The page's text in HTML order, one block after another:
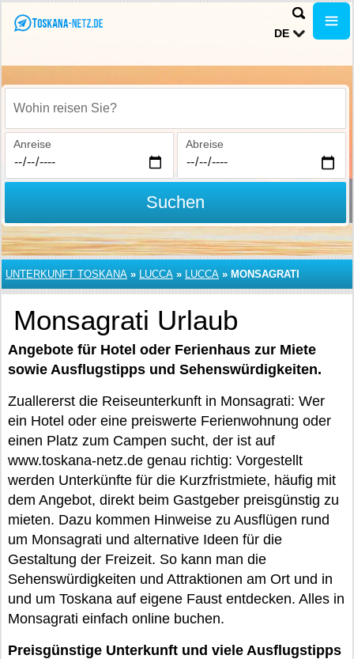
DE
Wohin reisen Sie?
Anreise Abreise
Suchen
UNTERKUNFT TOSKANA » LUCCA » LUCCA » MONSAGRATI
Monsagrati Urlaub
Angebote für Hotel oder Ferienhaus zur Miete
sowie Ausflugstipps und Sehenswürdigkeiten.
Zuallererst die Reiseunterkunft in Monsagrati: Wer
ein Hotel oder eine preiswerte Ferienwohnung oder
einen Platz zum Campen sucht, der ist auf
www.toskana-netz.de genau richtig: Vorgestellt
werden Unterkünfte für die Kurzfristmiete, häufig mit
dem Angebot, direkt beim Gastgeber preisgünstig zu
mieten. Dazu kommen Hinweise zu Ausflügen rund
um Monsagrati und alternative Ideen für die
Gestaltung der Freizeit. So kann man die
Sehenswürdigkeiten und Attraktionen am Ort und in
und um Toskana auf eigene Faust entdecken. Alles in
Monsagrati einfach online buchen.
Preisgünstige Unterkunft und viele Ausflugstipps